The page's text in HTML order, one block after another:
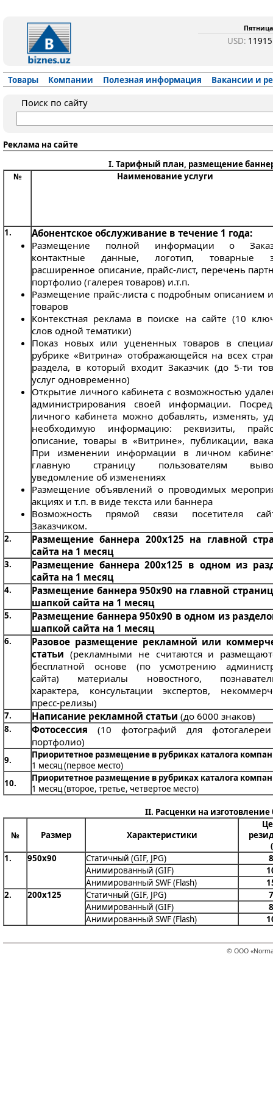
USD:
Товары Компании Полезная информация Вакансии и
Поиск по сайту
Реклама на сайте
I. Тарифный план, размещение
№
Наименование услуги
1.
Абонентское обслуживание в течение 1 года:
Размещение полной информации о
контактные данные, логотип, товарные
расширенное описание, прайс-лист, перечень
портфолио (галерея товаров) и.т.п.
Размещение прайс-листа с подробным описанием
товаров
Контекстная реклама в поиске на сайте (10
слов одной тематики)
Показ новых или уцененных товаров в
рубрике «Витрина» отображающейся на всех
раздела, в который входит Заказчик (до 5-ти
услуг одновременно)
Открытие личного кабинета с возможностью
администрирования своей информации.
личного кабинета можно добавлять, изменять,
необходимую информацию: реквизиты, прайс-
описание, товары в «Витрине», публикации,
При изменении информации в личном
главную страницу пользователям
уведомление об изменениях
Размещение объявлений о проводимых
акциях и т.п. в виде текста или баннера
Возможность прямой связи посетителя
Заказчиком.
2.
Размещение баннера 200х125 на главной
сайта на 1 месяц
3.
Размещение баннера 200х125 в одном из
сайта на 1 месяц
4.
Размещение баннера 950х90 на главной
шапкой сайта на 1 месяц
5.
Размещение баннера 950х90 в одном из
шапкой сайта на 1 месяц
6.
Разовое размещение рекламной или
статьи (рекламными не считаются и
бесплатной основе (по усмотрению
сайта) материалы новостного,
характера, консультации экспертов,
пресс-релизы)
7. Написание рекламной статьи (до 6000 знаков)
8. Фотосессия (10 фотографий для
портфолио)
9.
Приоритетное размещение в рубриках каталога
1 месяц (первое место)
10.
Приоритетное размещение в рубриках каталога
1 месяц (второе, третье, четвертое место)
II. Расценки на изготовление
№ Размер Характеристики
1.
950x90 Статичный (GIF, JPG)
Анимированный (GIF)
Анимированный SWF (Flash)
2.
200x125 Статичный (GIF, JPG)
Анимированный (GIF)
Анимированный SWF (Flash)
© ООО